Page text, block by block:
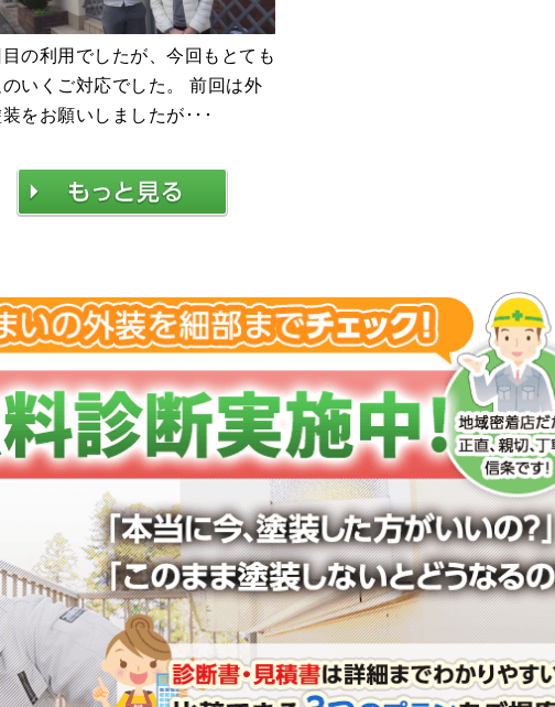
目の利用でしたが、今回もとても
いくご対応でした。 前回は外
をお願いしましたが･･･